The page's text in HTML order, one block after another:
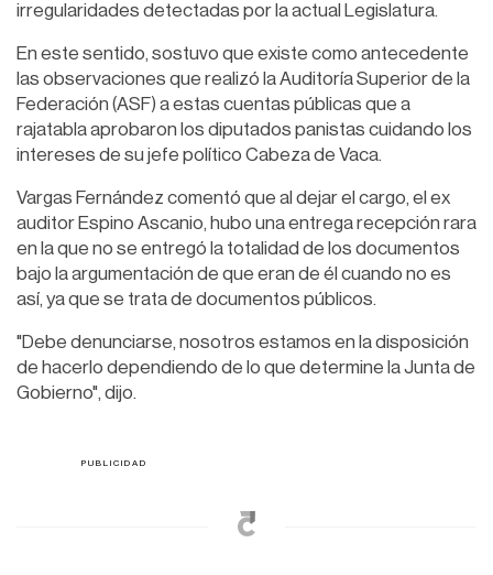
irregularidades detectadas por la actual Legislatura.
En este sentido, sostuvo que existe como antecedente
las observaciones que realizó la Auditoría Superior de la
Federación (ASF) a estas cuentas públicas que a
rajatabla aprobaron los diputados panistas cuidando los
intereses de su jefe político Cabeza de Vaca.
Vargas Fernández comentó que al dejar el cargo, el ex
auditor Espino Ascanio, hubo una entrega recepción rara
en la que no se entregó la totalidad de los documentos
bajo la argumentación de que eran de él cuando no es
así, ya que se trata de documentos públicos.
"Debe denunciarse, nosotros estamos en la disposición
de hacerlo dependiendo de lo que determine la Junta de
Gobierno", dijo.